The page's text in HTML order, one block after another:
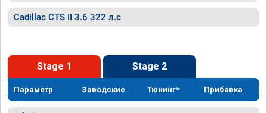
Cadillac CTS II 3.6 322 л.с
Stage 1 Stage 2
Параметр Заводские Тюнинг* Прибавка